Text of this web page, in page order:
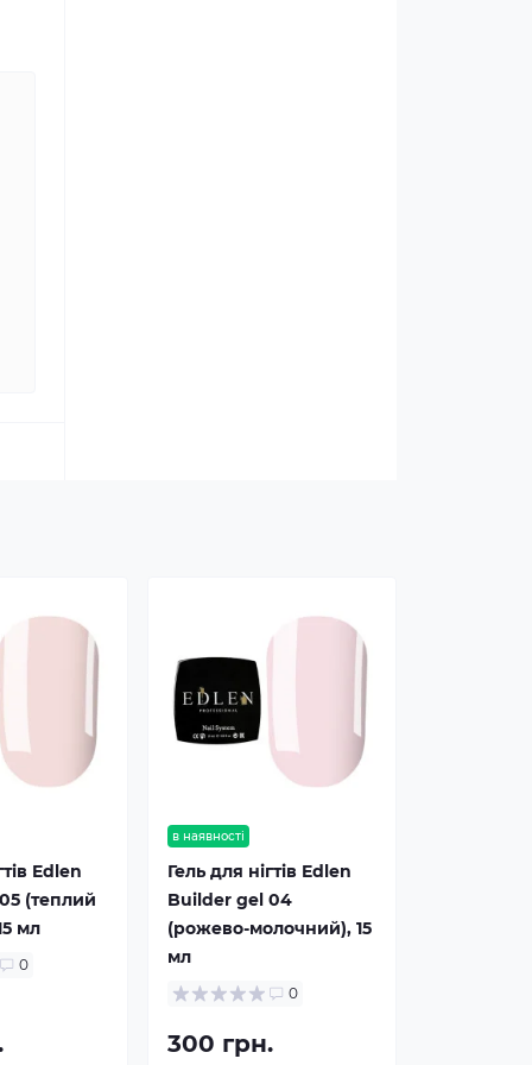
Edlen
(теплий
мл
0
в наявності
Гель для нігтів Edlen
Builder gel 04
(рожево-молочний), 15
мл
0
300 грн.